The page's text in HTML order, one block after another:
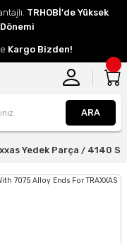
TRHOBİ'de Yüksek
Kargo Bizden!
ARA
Yedek Parça 4140